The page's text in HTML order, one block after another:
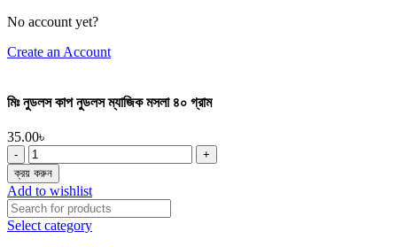
No account yet?
Create an Account
মিঃ নুডলস কাপ নুডলস ম্যাজিক মসলা ৪০ গ্রাম
35.00৳
মিঃ
নুডলস
কাপ
নুডলস
ম্যাজিক
মসলা
ক্রয় করুন
Add to wishlist
Select category